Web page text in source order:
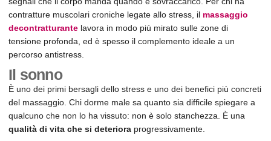
contratture muscolari croniche legate allo stress, il massaggio
decontratturante lavora in modo più mirato sulle zone di
tensione profonda, ed è spesso il complemento ideale a un
percorso antistress.
Il sonno
È uno dei primi bersagli dello stress e uno dei benefici più concreti
del massaggio. Chi dorme male sa quanto sia difficile spiegare a
qualcuno che non lo ha vissuto: non è solo stanchezza. È una
qualità di vita che si deteriora progressivamente.